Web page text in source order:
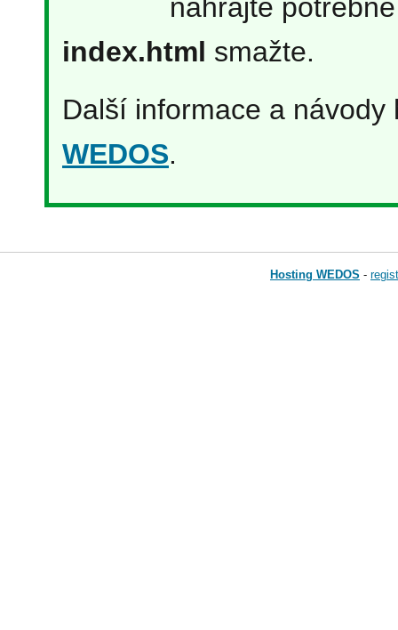
nahrajte
index.html smažte.
Další informace a
WEDOS.
Hosting WEDOS -